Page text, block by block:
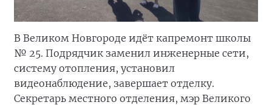
В Великом Новгороде идёт капремонт школы
№ 25. Подрядчик заменил инженерные сети,
систему отопления, установил
видеонаблюдение, завершает отделку.
Секретарь местного отделения, мэр Великого